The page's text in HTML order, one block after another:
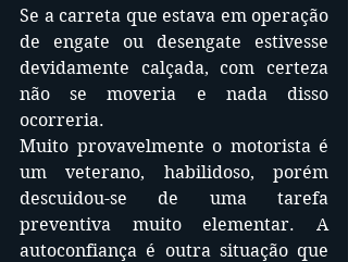
Se a carreta que estava em operação
de engate ou desengate estivesse
devidamente calçada, com certeza
não se moveria e nada disso
ocorreria.
Muito provavelmente o motorista é
um veterano, habilidoso, porém
descuidou-se de uma tarefa
preventiva muito elementar. A
autoconfiança é outra situação que